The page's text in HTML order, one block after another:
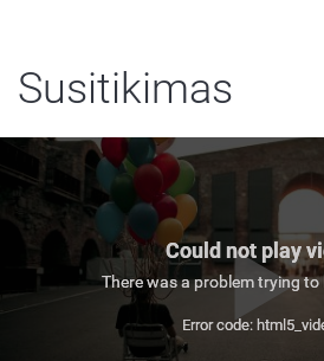
Susitikimas
Could not play
There was a problem trying to
Error code: